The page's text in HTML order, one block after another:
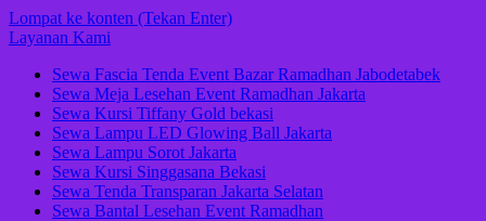
Lompat ke konten (Tekan Enter)
Layanan Kami
Sewa Fascia Tenda Event Bazar Ramadhan Jabodetabek
Sewa Meja Lesehan Event Ramadhan Jakarta
Sewa Kursi Tiffany Gold bekasi
Sewa Lampu LED Glowing Ball Jakarta
Sewa Lampu Sorot Jakarta
Sewa Kursi Singgasana Bekasi
Sewa Tenda Transparan Jakarta Selatan
Sewa Bantal Lesehan Event Ramadhan